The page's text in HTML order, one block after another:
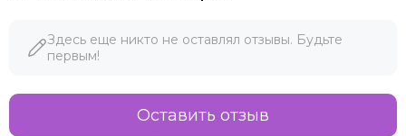
Здесь еще никто не оставлял отзывы. Будьте
первым!
Оставить отзыв